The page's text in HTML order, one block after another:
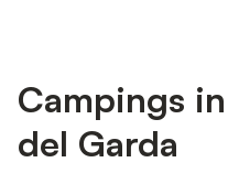
Campings
del Garda